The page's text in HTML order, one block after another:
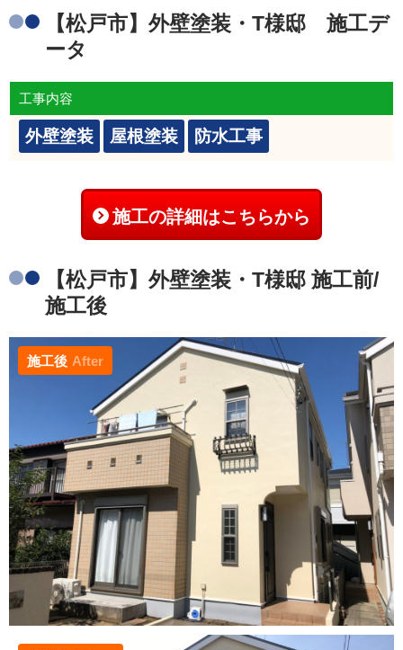
【松戸市】外壁塗装・T様邸 施工デ
ータ
工事内容
外壁塗装 屋根塗装 防水工事
施工の詳細はこちらから
【松戸市】外壁塗装・T様邸 施工前/
施工後
施工後 After